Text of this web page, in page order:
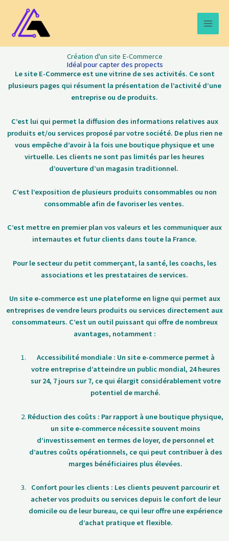
contenu
Main
Création d'un site E-Commerce
Idéal pour capter des propects
Le site E-Commerce est une vitrine de ses activités. Ce sont
plusieurs pages qui résument la présentation de l’activité d’une
entreprise ou de produits.
C’est lui qui permet la diffusion des informations relatives aux
produits et/ou services proposé par votre société. De plus rien ne
vous empêche d’avoir à la fois une boutique physique et une
virtuelle. Les clients ne sont pas limités par les heures
d’ouverture d’un magasin traditionnel.
C’est l’exposition de plusieurs produits consommables ou non
consommable afin de favoriser les ventes.
C’est mettre en premier plan vos valeurs et les communiquer aux
internautes et futur clients dans toute la France.
Pour le secteur du petit commerçant, la santé, les coachs, les
associations et les prestataires de services.
Un site e-commerce est une plateforme en ligne qui permet aux
entreprises de vendre leurs produits ou services directement aux
consommateurs. C’est un outil puissant qui offre de nombreux
avantages, notamment :
Accessibilité mondiale : Un site e-commerce permet à
votre entreprise d’atteindre un public mondial, 24 heures
sur 24, 7 jours sur 7, ce qui élargit considérablement votre
potentiel de marché.
Réduction des coûts : Par rapport à une boutique physique,
un site e-commerce nécessite souvent moins
d’investissement en termes de loyer, de personnel et
d’autres coûts opérationnels, ce qui peut contribuer à des
marges bénéficiaires plus élevées.
Confort pour les clients : Les clients peuvent parcourir et
acheter vos produits ou services depuis le confort de leur
domicile ou de leur bureau, ce qui leur offre une expérience
d’achat pratique et flexible.